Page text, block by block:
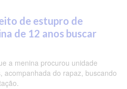
de estupro de
de 12 anos buscar
a menina procurou unidade
acompanhada do rapaz, buscando